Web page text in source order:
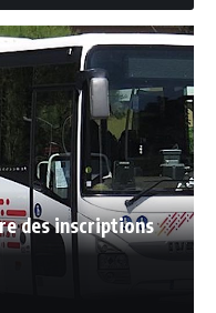
des inscriptions